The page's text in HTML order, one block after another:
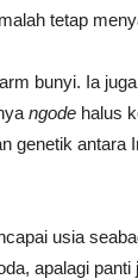
tetap
bunyi. Ia
ngode halus
genetik antara
usia
apalagi panti